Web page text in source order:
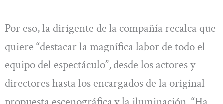
Por eso, la dirigente de la compañía recalca que
quiere “destacar la magnífica labor de todo el
equipo del espectáculo”, desde los actores y
directores hasta los encargados de la original